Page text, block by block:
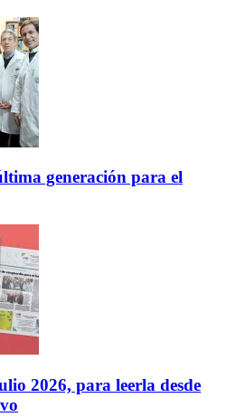
generación para el
2026, para leerla desde